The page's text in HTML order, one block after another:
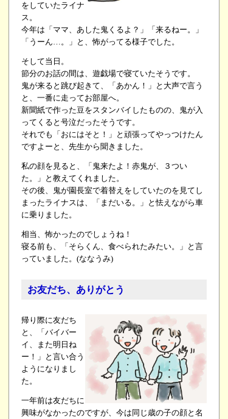
をしていたライナ
ス。
今年は「ママ、あした鬼くるよ？」「来るねー。」
「うーん…。」と、怖がってる様子でした。
そして当日。
節分のお話の間は、遊戯場で寝ていたそうです。
鬼が来ると跳び起きて、「あかん！」と大声で言う
と、一番に走ってお部屋へ。
新聞紙で作った豆をスタンバイしたものの、鬼が入
ってくると号泣だったそうです。
それでも「おにはそと！」と頑張ってやっつけたん
ですよーと、先生から聞きました。
私の顔を見ると、「鬼来たよ！赤鬼が、３つい
た。」と教えてくれました。
その後、鬼が園長室で着替えをしていたのを見てし
まったライナスは、「まだいる。」と怯えながら車
に乗りました。
相当、怖かったのでしょうね！
寝る前も、「そらくん、食べられたみたい。」と言
っていました。(ななうみ)
お友だち、ありがとう
帰り際に友だち
と、「バイバー
イ、また明日ね
ー！」と言い合う
ようになりまし
た。
一年前は友だちに
興味がなかったのですが、今は同じ歳の子の顔と名